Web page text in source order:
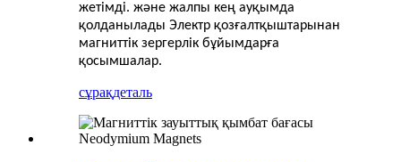
жетімді. және жалпы кең ауқымда
қолданылады Электр қозғалтқыштарынан
магниттік зергерлік бұйымдарға
қосымшалар.
сұрақдеталь